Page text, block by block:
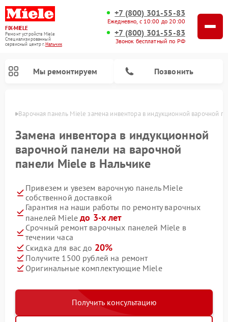
FIX-MIELE
Ремонт устройств Miele
Специализированный
cервисный центр г.Нальчик
+7 (800) 301-55-83
Ежедневно, с 10:00 до 20:00
+7 (800) 301-55-83
Звонок бесплатный по РФ
Мы ремонтируем Позвонить
Варочная панель Miele замена инвентора в индукционной варочной
Замена инвентора в индукционной
варочной панели на варочной
панели Miele в Нальчике
Привезем и увезем варочную панель Miele
собственной доставкой
Гарантия на наши работы по ремонту варочных
панелей Mieleдо 3-х лет
Срочный ремонт варочных панелей Miele в
течении часа
Скидка для вас до 20%
Получите 1500 рублей на ремонт
Оригинальные комплектующие Miele
Получить консультацию